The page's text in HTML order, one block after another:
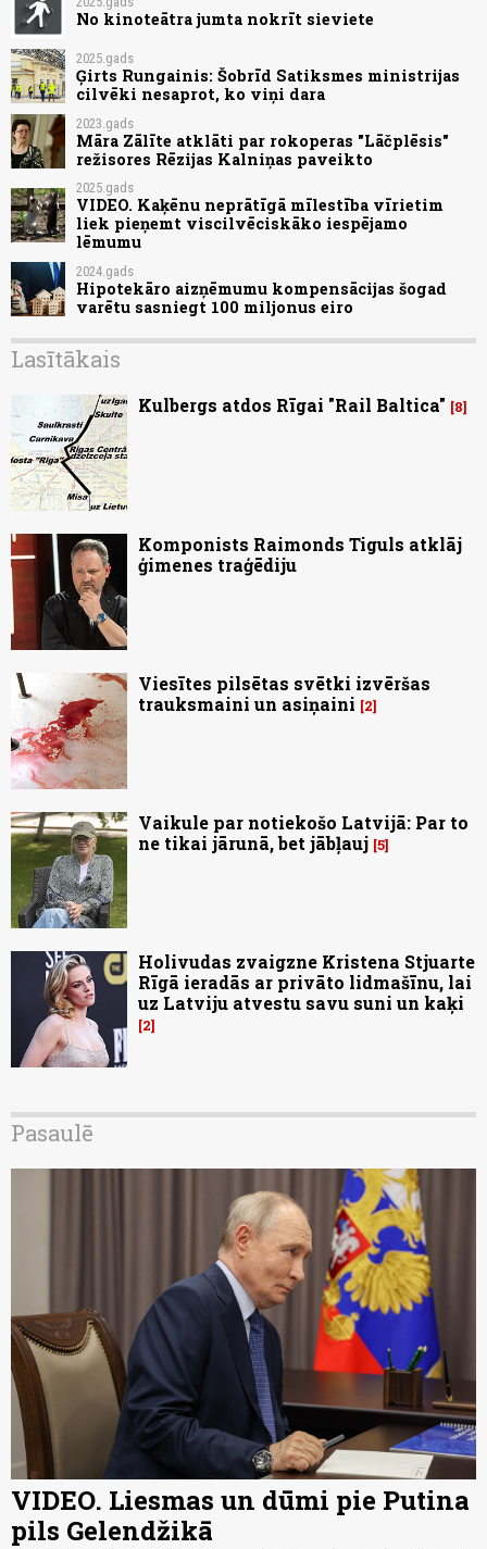
No kinoteātra jumta nokrīt sieviete
2025.gads
Ģirts Rungainis: Šobrīd Satiksmes ministrijas
cilvēki nesaprot, ko viņi dara
2023.gads
Māra Zālīte atklāti par rokoperas "Lāčplēsis"
režisores Rēzijas Kalniņas paveikto
2025.gads
VIDEO. Kaķēnu neprātīgā mīlestība vīrietim
liek pieņemt viscilvēciskāko iespējamo
lēmumu
2024.gads
Hipotekāro aizņēmumu kompensācijas šogad
varētu sasniegt 100 miljonus eiro
Lasītākais
Kulbergs atdos Rīgai "Rail Baltica" 8
Komponists Raimonds Tiguls atklāj
ģimenes traģēdiju
Viesītes pilsētas svētki izvēršas
trauksmaini un asiņaini
2
Vaikule par notiekošo Latvijā: Par to
ne tikai jārunā, bet jābļauj 5
Holivudas zvaigzne Kristena Stjuarte
Rīgā ieradās ar privāto lidmašīnu, lai
uz Latviju atvestu savu suni un kaķi
2
Pasaulē
VIDEO. Liesmas un dūmi pie Putina
pils Gelendžikā